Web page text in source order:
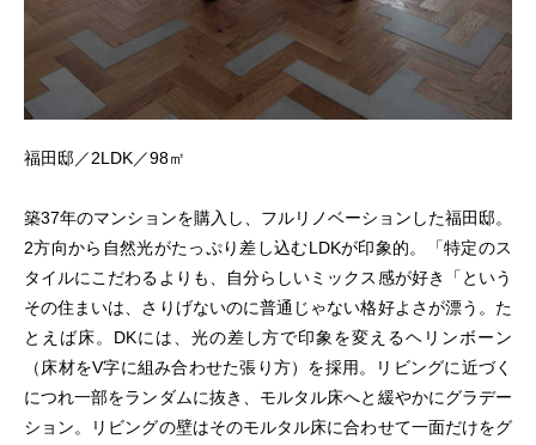
福田邸／2LDK／98㎡
築37年のマンションを購入し、フルリノベーションした福田邸。
2方向から自然光がたっぷり差し込むLDKが印象的。「特定のス
タイルにこだわるよりも、自分らしいミックス感が好き「という
その住まいは、さりげないのに普通じゃない格好よさが漂う。た
とえば床。DKには、光の差し方で印象を変えるヘリンボーン
（床材をV字に組み合わせた張り方）を採用。リビングに近づく
につれ一部をランダムに抜き、モルタル床へと緩やかにグラデー
ション。リビングの壁はそのモルタル床に合わせて一面だけをグ